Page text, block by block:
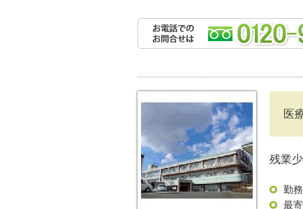
医
残業
勤
最